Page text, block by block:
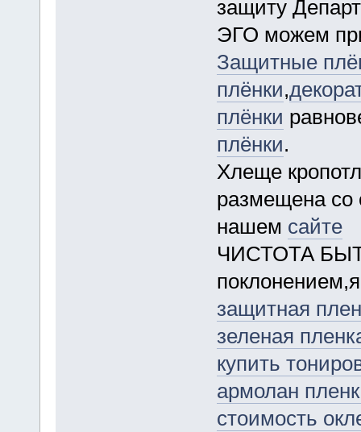
защиту
ЭГО можем
Защитные
плёнки,
плёнки
плёнки.
Хлеще
размещена со
нашем сайте
ЧИСТОТА
защитная
зеленая
купить
армолан
стоимость